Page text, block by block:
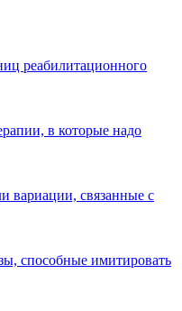
реабилитационного
в которые надо
вариации, связанные с
способные имитировать